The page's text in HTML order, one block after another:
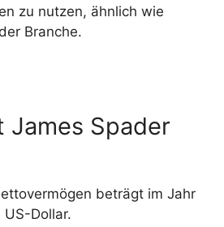
zu nutzen, ähnlich wie
Branche.
James Spader
beträgt im Jahr
Dollar.